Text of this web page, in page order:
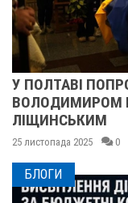
ПІСЛЯ ДВОХ
СУМСЬКЕ
25 листопада 2025
БЛОГИ